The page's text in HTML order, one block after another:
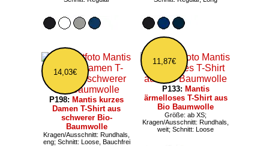
14,03€
P198: Mantis kurzes
Damen T-Shirt aus
schwerer Bio-
Baumwolle
Kragen/Ausschnitt: Rundhals,
eng; Schnitt: Loose, Bauchfrei
11,87€
P133: Mantis
ärmelloses T-Shirt aus
Bio Baumwolle
Größe: ab XS;
Kragen/Ausschnitt: Rundhals,
weit; Schnitt: Loose